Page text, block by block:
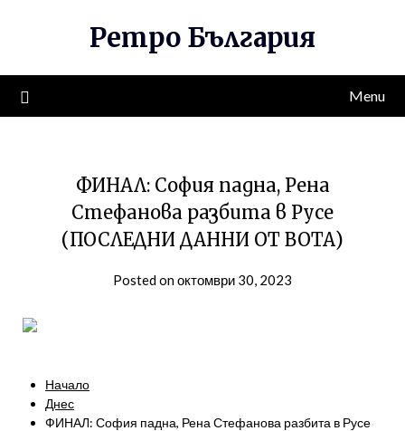
Ретро България
Menu
ФИНАЛ: София падна, Рена
Стефанова разбита в Русе
(ПОСЛЕДНИ ДАННИ ОТ ВОТА)
Posted on октомври 30, 2023
Начало
Днес
ФИНАЛ: София падна, Рена Стефанова разбита в Русе